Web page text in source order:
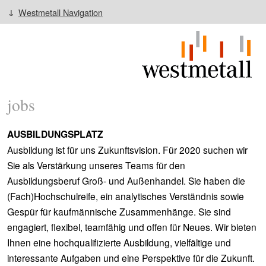
Westmetall Navigation
jobs
AUSBILDUNGSPLATZ
Ausbildung ist für uns Zukunftsvision. Für 2020 suchen wir
Sie als Verstärkung unseres Teams für den
Ausbildungsberuf Groß- und Außenhandel. Sie haben die
(Fach)Hochschulreife, ein analytisches Verständnis sowie
Gespür für kaufmännische Zusammenhänge. Sie sind
engagiert, flexibel, teamfähig und offen für Neues. Wir bieten
Ihnen eine hochqualifizierte Ausbildung, vielfältige und
interessante Aufgaben und eine Perspektive für die Zukunft.